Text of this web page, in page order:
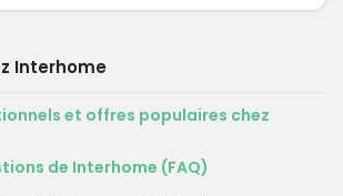
Interhome
et offres populaires chez
de Interhome (FAQ)